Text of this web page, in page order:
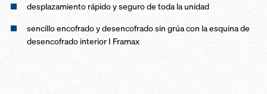
desplazamiento rápido y seguro de toda la unidad
sencillo encofrado y desencofrado sin grúa con la esquina de
desencofrado interior I Framax